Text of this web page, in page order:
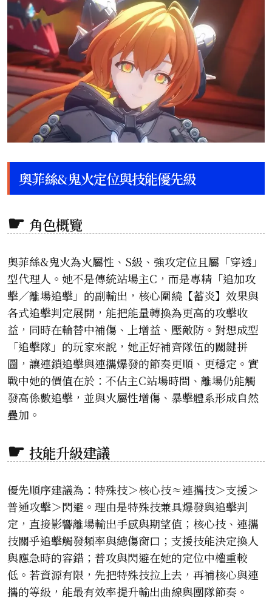
奧菲絲&鬼火定位與技能優先級
角色概覽
奧菲絲&鬼火為火屬性、S級、強攻定位且屬「穿透」
型代理人。她不是傳統站場主C，而是專精「追加攻
擊／離場追擊」的副輸出，核心圍繞【蓄炎】效果與
各式追擊判定展開，能把能量轉換為更高的攻擊收
益，同時在輪替中補傷、上增益、壓敵防。對想成型
「追擊隊」的玩家來說，她正好補齊隊伍的關鍵拼
圖，讓連鎖追擊與連攜爆發的節奏更順、更穩定。實
戰中她的價值在於：不佔主C站場時間、離場仍能觸
發高係數追擊，並與火屬性增傷、暴擊體系形成自然
疊加。
技能升級建議
優先順序建議為：特殊技＞核心技≈連攜技＞支援＞
普通攻擊＞閃避。理由是特殊技兼具爆發與追擊判
定，直接影響離場輸出手感與期望值；核心技、連攜
技關乎追擊觸發頻率與總傷窗口；支援技能決定換人
與應急時的容錯；普攻與閃避在她的定位中權重較
低。若資源有限，先把特殊技拉上去，再補核心與連
攜的等級，能最有效率提升輸出曲線與團隊節奏。